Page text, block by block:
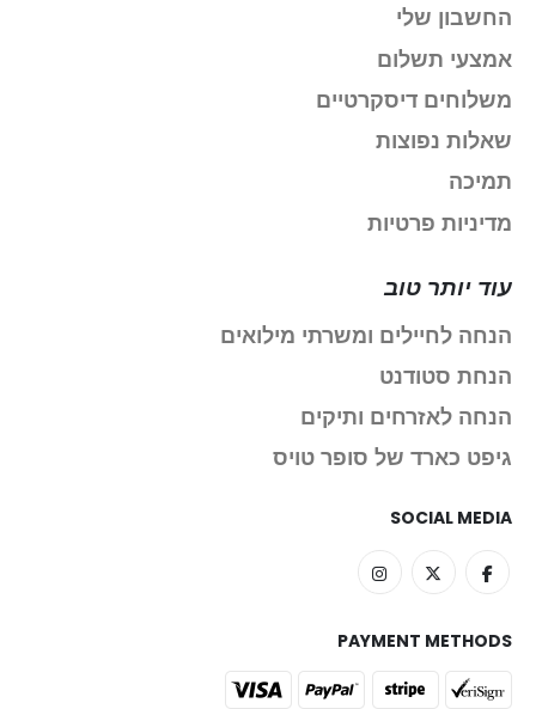
החשבון שלי
אמצעי תשלום
משלוחים דיסקרטיים
שאלות נפוצות
תמיכה
מדיניות פרטיות
עוד יותר טוב
הנחה לחיילים ומשרתי מילואים
הנחת סטודנט
הנחה לאזרחים ותיקים
גיפט כארד של סופר טויס
SOCIAL MEDIA
PAYMENT METHODS